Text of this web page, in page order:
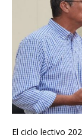
El ciclo lectivo